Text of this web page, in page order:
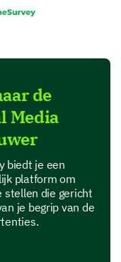
perspective
you find most
de
Media
biedt je een
platform om
stellen die gericht
je begrip van de